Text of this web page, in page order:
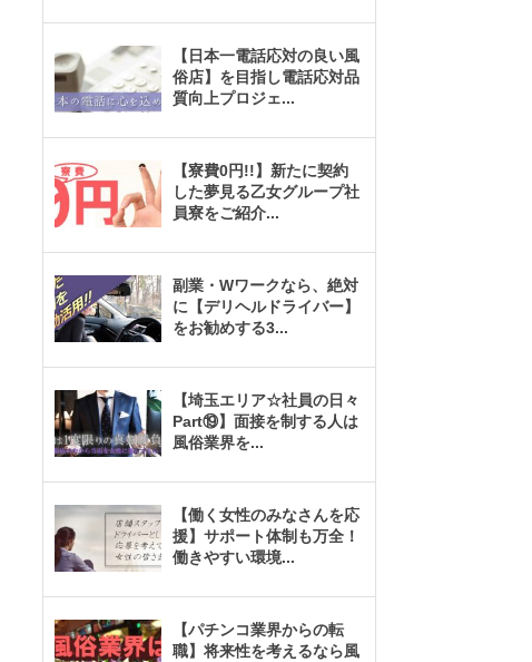
【日本一電話応対の良い風
俗店】を目指し電話応対品
質向上プロジェ...
【寮費0円!!】新たに契約
した夢見る乙女グループ社
員寮をご紹介...
副業・Wワークなら、絶対
に【デリヘルドライバー】
をお勧めする3...
【埼玉エリア☆社員の日々
Part⑲】面接を制する人は
風俗業界を...
【働く女性のみなさんを応
援】サポート体制も万全！
働きやすい環境...
【パチンコ業界からの転
職】将来性を考えるなら風